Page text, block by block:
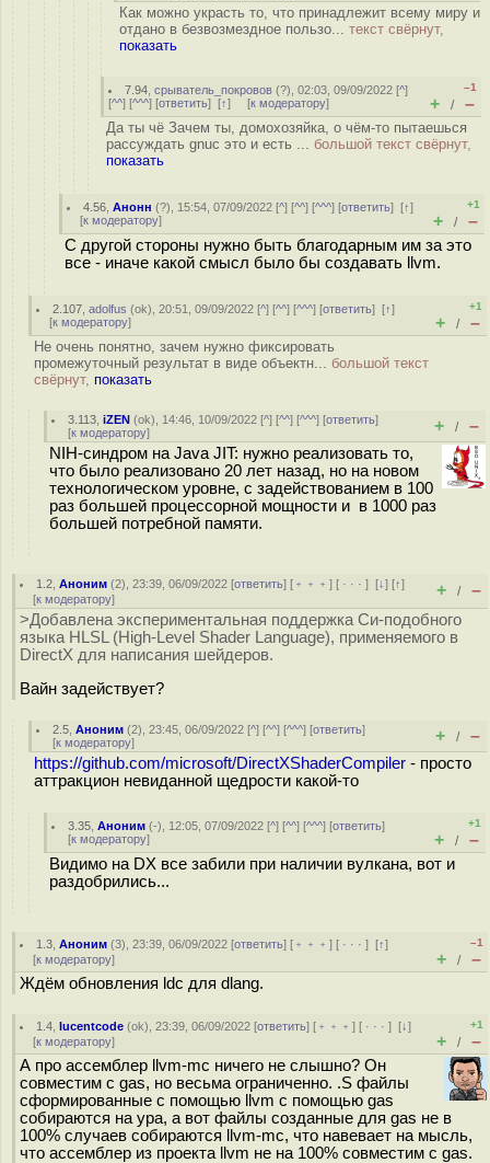
Как можно украсть то, что принадлежит всему миру и
отдано в безвозмездное пользо... текст свёрнут,
показать
7.94 ,срыватель_покровов (?), 02:03, 09/09/2022 [^]
[^^] [^^^] [ответить] [↑] [к модератору]
–1
+ / –
Да ты чё Зачем ты, домохозяйка, о чём-то пытаешься
рассуждать gnuc это и есть ... большой текст свёрнут,
показать
4.56 ,Анонн (?), 15:54, 07/09/2022 [^] [^^] [^^^] [ответить][↑]
[к модератору]
+1
+ / –
С другой стороны нужно быть благодарным им за это
все - иначе какой смысл было бы создавать llvm.
2.107 ,adolfus (ok), 20:51, 09/09/2022 [^] [^^] [^^^] [ответить][↑]
[к модератору]
+1
+ / –
Не очень понятно, зачем нужно фиксировать
промежуточный результат в виде объектн... большой текст
свёрнут, показать
3.113 ,iZEN (ok), 14:46, 10/09/2022 [^] [^^] [^^^] [ответить]
[к модератору] + / –
NIH-синдром на Java JIT: нужно реализовать то,
что было реализовано 20 лет назад, но на новом
технологическом уровне, с задействованием в 100
раз большей процессорной мощности и в 1000 раз
большей потребной памяти.
1.2 ,Аноним (2), 23:39, 06/09/2022 [ответить] [ ﹢﹢﹢] [ · · ·][↓] [↑]
[к модератору] + / –
>Добавлена экспериментальная поддержка Си-подобного
языка HLSL (High-Level Shader Language), применяемого в
DirectX для написания шейдеров.
Вайн задействует?
2.5 ,Аноним (2), 23:45, 06/09/2022 [^] [^^] [^^^] [ответить]
[к модератору] + / –
https://github.com/microsoft/DirectXShaderCompiler - просто
аттракцион невиданной щедрости какой-то
3.35 ,Аноним (-), 12:05, 07/09/2022 [^] [^^] [^^^] [ответить]
[к модератору]
+1
+ / –
Видимо на DX все забили при наличии вулкана, вот и
раздобрились...
1.3 ,Аноним (3), 23:39, 06/09/2022 [ответить] [ ﹢﹢﹢] [ · · ·][↑]
[к модератору]
–1
+ / –
Ждём обновления ldc для dlang.
1.4 ,lucentcode (ok), 23:39, 06/09/2022 [ответить] [ ﹢﹢﹢] [ · · ·][↓]
[к модератору]
+1
+ / –
А про ассемблер llvm-mc ничего не слышно? Он
совместим с gas, но весьма ограниченно. .S файлы
сформированные с помощью llvm с помощью gas
собираются на ура, а вот файлы созданные для gas не в
100% случаев собираются llvm-mc, что навевает на мысль,
что ассемблер из проекта llvm не на 100% совместим с gas.